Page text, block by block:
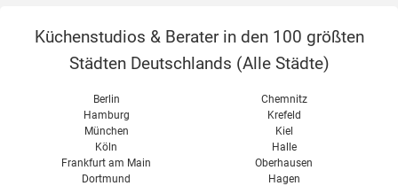
Kostenlose Küchenplaner
Küchenplaner von Alno
Küchenplaner von Nolte
Küchenstudios & Berater in den 100 größten
Städten Deutschlands (Alle Städte)
Berlin
Hamburg
München
Köln
Frankfurt am Main
Dortmund
Chemnitz
Krefeld
Kiel
Halle
Oberhausen
Hagen